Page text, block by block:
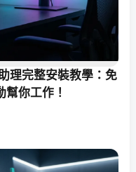
理完整安裝教學：免
你工作！